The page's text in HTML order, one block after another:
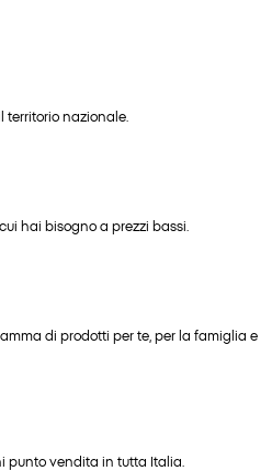
territorio nazionale.
hai bisogno a prezzi bassi.
di prodotti per te, per la famiglia e
punto vendita in tutta Italia.